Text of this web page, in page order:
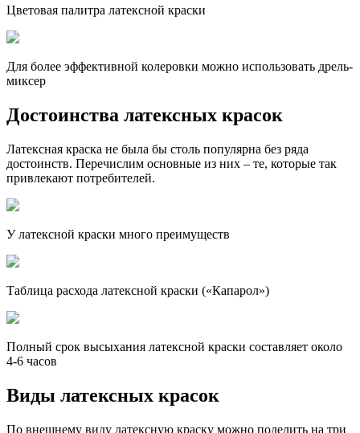
Цветовая палитра латексной краски
Для более эффективной колеровки можно использовать дрель-
миксер
Достоинства латексных красок
Латексная краска не была бы столь популярна без ряда
достоинств. Перечислим основные из них – те, которые так
привлекают потребителей.
У латексной краски много преимуществ
Таблица расхода латексной краски («Капарол»)
Полный срок высыхания латексной краски составляет около
4-6 часов
Виды латексных красок
По внешнему виду латексную краску можно поделить на три